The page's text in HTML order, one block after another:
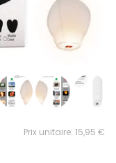
Prix unitaire: 15,95 €